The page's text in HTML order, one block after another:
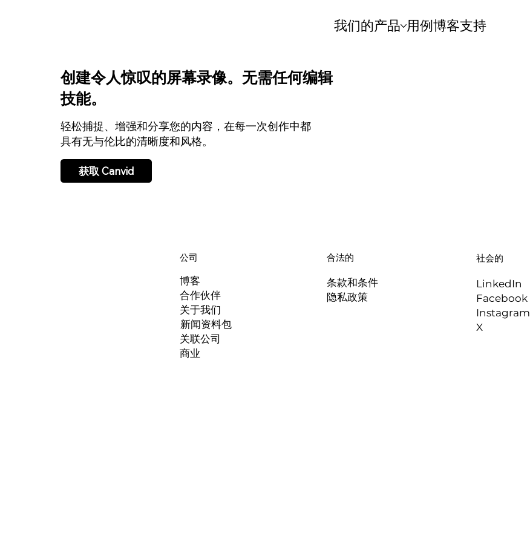
我们的产品 用例博客支持
创建令人惊叹的屏幕录像。无需任何编辑
技能。
轻松捕捉、增强和分享您的内容，在每一次创作中都
具有无与伦比的清晰度和风格。
获取 Canvid
社会的
LinkedIn
Facebook
Instagram
X
合法的
条款和条件
隐私政策
公司
博客
合作伙伴
关于我们
新闻资料包
关联公司
商业